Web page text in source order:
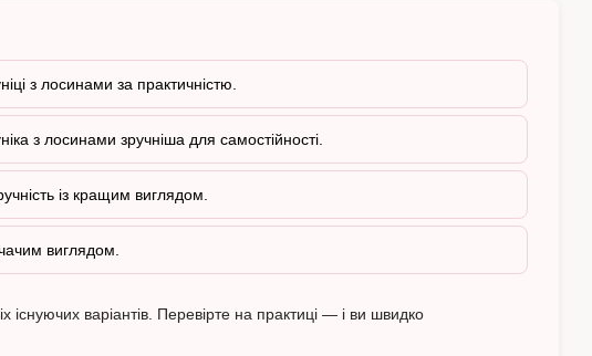
з лосинами за практичністю.
з лосинами зручніша для самостійності.
із кращим виглядом.
виглядом.
варіантів. Перевірте на практиці — і ви швидко